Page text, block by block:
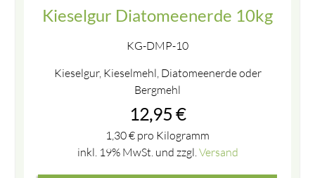
Kieselgur Diatomeenerde 10kg
KG-DMP-10
Kieselgur, Kieselmehl, Diatomeenerde oder
Bergmehl
12,95 €
1,30€ pro Kilogramm
inkl. 19% MwSt. und zzgl.Versand